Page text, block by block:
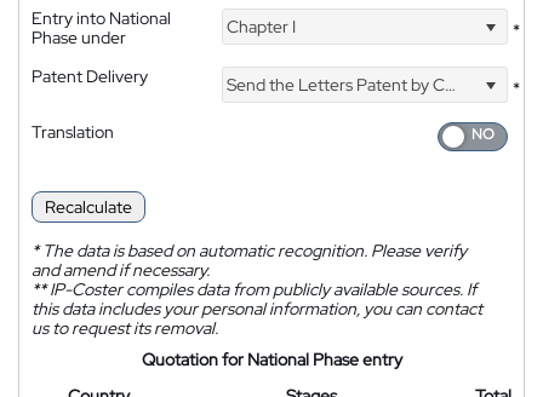
Entry into National
Phase under
Chapter I *
Patent Delivery Send the Letters Patent by Courier
*
Translation
Recalculate
*The data is based on automatic recognition. Please verify
and amend if necessary.
**IP-Coster compiles data from publicly available sources. If
this data includes your personal information, you can contact
us to request its removal.
Quotation for National Phase entry